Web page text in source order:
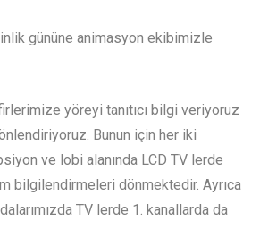
gününe animasyon ekibimizle
yöreyi tanıtıcı bilgi veriyoruz
Bunun için her iki
ve lobi alanında LCD TV lerde
bilgilendirmeleri dönmektedir. Ayrıca
TV lerde 1. kanallarda da